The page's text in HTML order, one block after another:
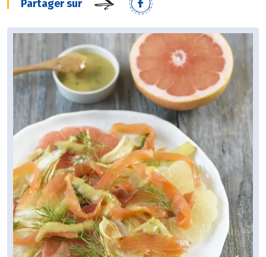
Partager sur